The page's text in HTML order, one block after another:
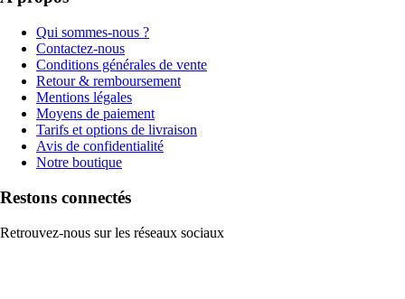
Qui sommes-nous ?
Contactez-nous
Conditions générales de vente
Retour & remboursement
Mentions légales
Moyens de paiement
Tarifs et options de livraison
Avis de confidentialité
Notre boutique
Restons connectés
Retrouvez-nous sur les réseaux sociaux